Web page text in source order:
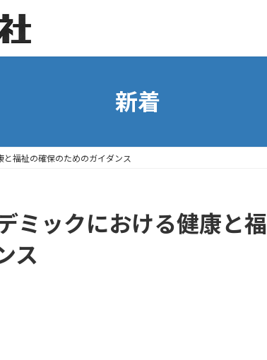
新着
と福祉の確保のためのガイダンス
ミックにおける健康と福
ス